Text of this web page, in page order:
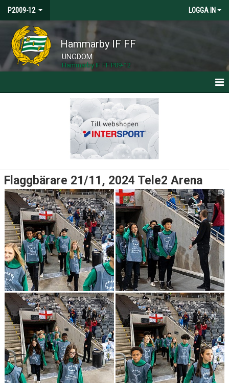
P2009-12 LOGGA IN
Hammarby IF FF
UNGDOM
Hammarby IF FF P09-12
TRUPPEN
BILDGALLERI
GÄSTBOK
KONTAKT
DOKUMENT
Flaggbärare 21/11, 2024 Tele2 Arena